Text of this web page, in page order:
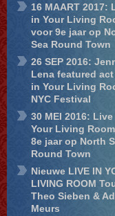
16 MAART 2017:
in Your Living
voor 9e jaar op
Sea Round Town
26 SEP 2016:
Lena featured
in Your Living
NYC Festival
30 MEI 2016: Live
Your Living
8e jaar op North
Round Town
Nieuwe LIVE IN
LIVING ROOM
Theo Sieben &
Meurs